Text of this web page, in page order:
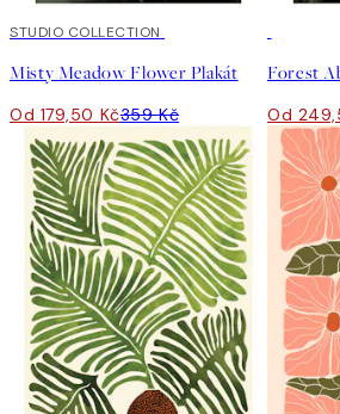
50%*
STUDIO COLLECTION
Misty Meadow Flower Plakát
Od 179,50 Kč359 Kč
Forest
Od